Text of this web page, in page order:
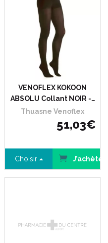
VENOFLEX KOKOON
ABSOLU Collant NOIR -…
Thuasne Venoflex
51,03€
Choisir J’achète